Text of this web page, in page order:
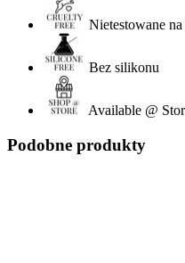
Nietestowane
Bez silikonu
Available @
Podobne produkty